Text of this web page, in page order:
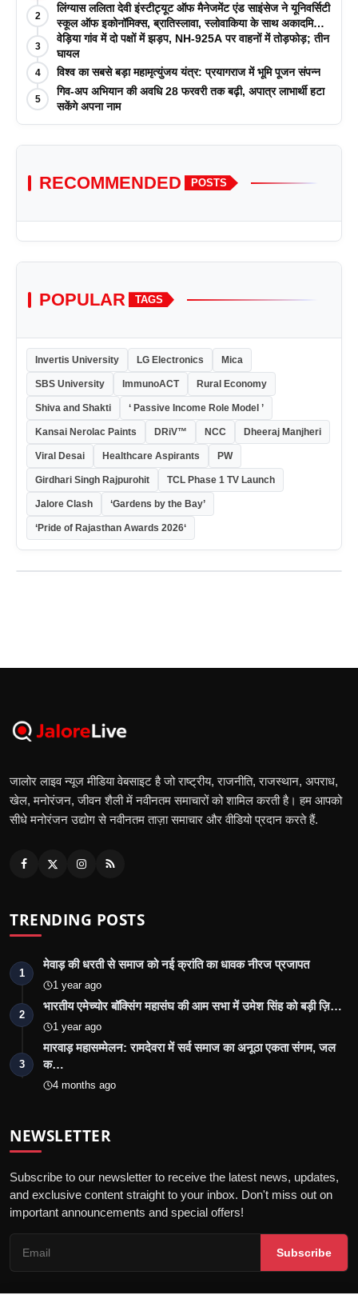
2
लिंग्यास ललिता देवी इंस्टीट्यूट ऑफ मैनेजमेंट एंड साइंसेज ने यूनिवर्सिटी
स्कूल ऑफ इकोनॉमिक्स, ब्रातिस्लावा, स्लोवाकिया के साथ अकादमिक
पत्रिकाओं में प्रकाशन रणनीतियों पर एक दिवसीय कार्यशाला का
आयोजन किया
3
वेड़िया गांव में दो पक्षों में झड़प, NH-925A पर वाहनों में तोड़फोड़; तीन
घायल
4 विश्व का सबसे बड़ा महामृत्युंजय यंत्र: प्रयागराज में भूमि पूजन संपन्न
5
गिव-अप अभियान की अवधि 28 फरवरी तक बढ़ी, अपात्र लाभार्थी हटा
सकेंगे अपना नाम
RECOMMENDED POSTS
POPULAR TAGS
Invertis University LG Electronics Mica
SBS University ImmunoACT Rural Economy
Shiva and Shakti ‘ Passive Income Role Model ’
Kansai Nerolac Paints DRiV™ NCC Dheeraj Manjheri
Viral Desai Healthcare Aspirants PW
Girdhari Singh Rajpurohit TCL Phase 1 TV Launch
Jalore Clash ‘Gardens by the Bay’
‘Pride of Rajasthan Awards 2026‘
जालोर लाइव न्यूज मीडिया वेबसाइट है जो राष्ट्रीय, राजनीति, राजस्थान, अपराध,
खेल, मनोरंजन, जीवन शैली में नवीनतम समाचारों को शामिल करती है। हम आपको
सीधे मनोरंजन उद्योग से नवीनतम ताज़ा समाचार और वीडियो प्रदान करते हैं.
TRENDING POSTS
1
मेवाड़ की धरती से समाज को नई क्रांति का धावक नीरज प्रजापत
1 year ago
2
भारतीय एमेच्योर बॉक्सिंग महासंघ की आम सभा में उमेश सिंह को बड़ी ज़ि…
1 year ago
3
मारवाड़ महासम्मेलन: रामदेवरा में सर्व समाज का अनूठा एकता संगम, जल
क…
4 months ago
NEWSLETTER
Subscribe to our newsletter to receive the latest news, updates,
and exclusive content straight to your inbox. Don't miss out on
important announcements and special offers!
Subscribe